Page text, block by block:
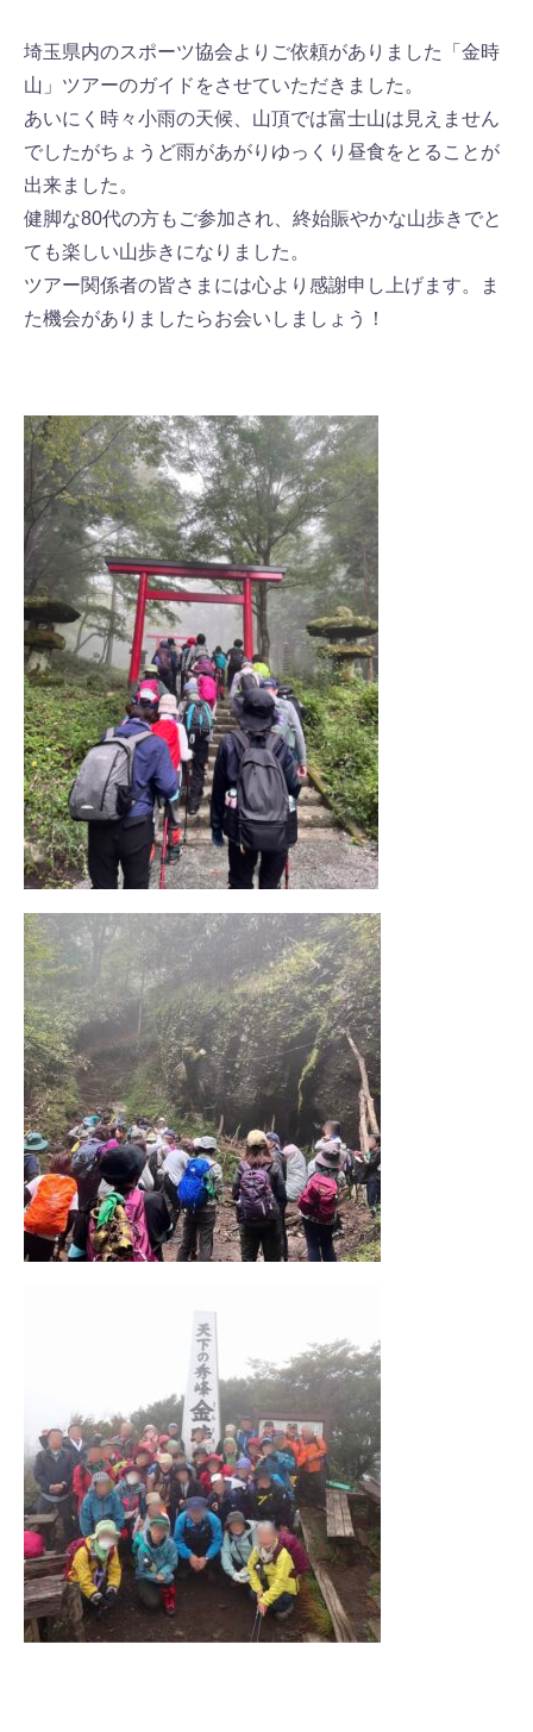
埼玉県内のスポーツ協会よりご依頼がありました「金時
山」ツアーのガイドをさせていただきました。
あいにく時々小雨の天候、山頂では富士山は見えません
でしたがちょうど雨があがりゆっくり昼食をとることが
出来ました。
健脚な80代の方もご参加され、終始賑やかな山歩きでと
ても楽しい山歩きになりました。
ツアー関係者の皆さまには心より感謝申し上げます。ま
た機会がありましたらお会いしましょう！